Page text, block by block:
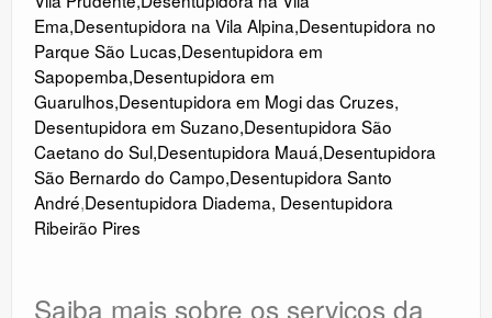
Ema,Desentupidora na Vila Alpina,Desentupidora no
Parque São Lucas,Desentupidora em
Sapopemba,Desentupidora em
Guarulhos,Desentupidora em Mogi das Cruzes,
Desentupidora em Suzano,Desentupidora São
Caetano do Sul,Desentupidora Mauá,Desentupidora
São Bernardo do Campo,Desentupidora Santo
André,Desentupidora Diadema, Desentupidora
Ribeirão Pires
Saiba mais sobre os serviços da